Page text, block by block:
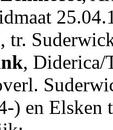
tr.
, Diderica/
) en Elsken